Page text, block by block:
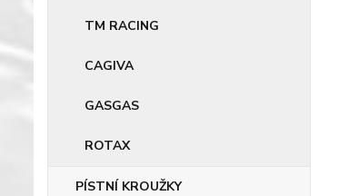
TM RACING
CAGIVA
GASGAS
ROTAX
PÍSTNÍ KROUŽKY